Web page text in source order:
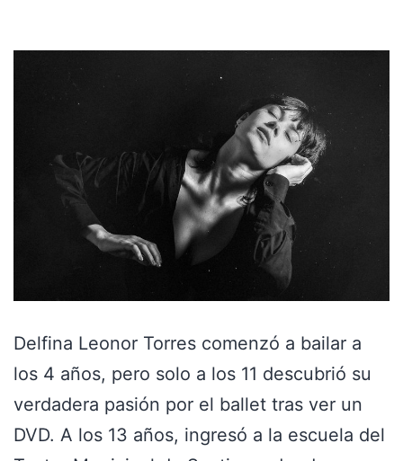
Delfina Leonor Torres comenzó a bailar a
los 4 años, pero solo a los 11 descubrió su
verdadera pasión por el ballet tras ver un
DVD. A los 13 años, ingresó a la escuela del